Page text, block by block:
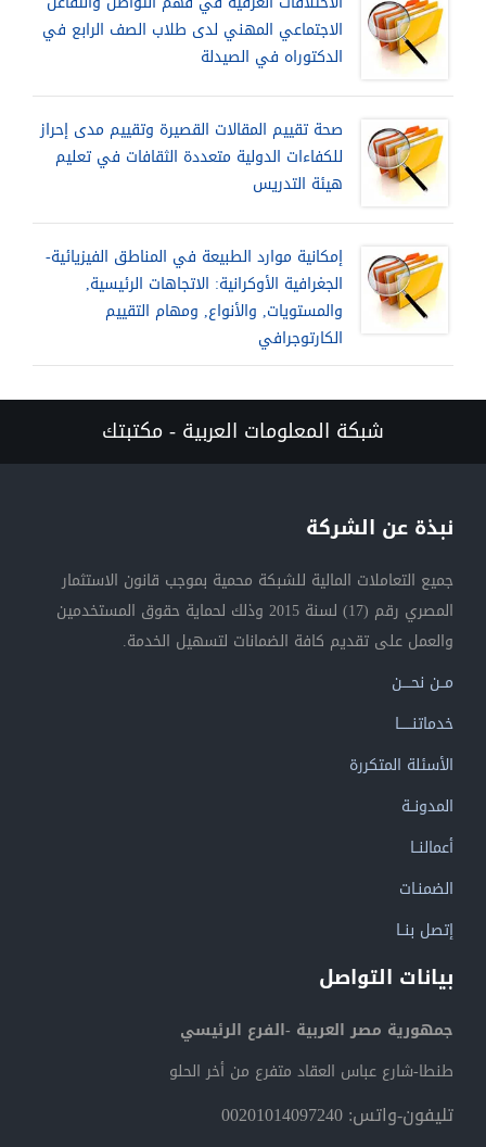
الاجتماعي المهني لدى طلاب الصف الرابع في
الدكتوراه في الصيدلة
صحة تقييم المقالات القصيرة وتقييم مدى إحراز
للكفاءات الدولية متعددة الثقافات في تعليم
هيئة التدريس
إمكانية موارد الطبيعة في المناطق الفيزيائية-
الجغرافية الأوكرانية: الاتجاهات الرئيسية,
والمستويات, والأنواع, ومهام التقييم
الكارتوجرافي
شبكة المعلومات العربية - مكتبتك
نبذة عن الشركة
جميع التعاملات المالية للشبكة محمية بموجب قانون الاستثمار
المصري رقم (17) لسنة 2015 وذلك لحماية حقوق المستخدمين
والعمل على تقديم كافة الضمانات لتسهيل الخدمة.
مــن نحــــن
خدماتنــــــا
الأسئلة المتكررة
المدونــة
أعمالنــا
الضمنـات
إتصل بنــا
بيانات التواصل
جمهورية مصر العربية -الفرع الرئيسي
طنطا-شارع عباس العقاد متفرع من أخر الحلو
تليفون-واتس: 00201014097240